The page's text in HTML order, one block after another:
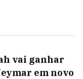
vai ganhar
em novo